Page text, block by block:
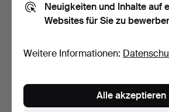
Neuigkeiten und Inhalte auf
Websites für Sie zu
Weitere Informationen:
Alle akzeptieren